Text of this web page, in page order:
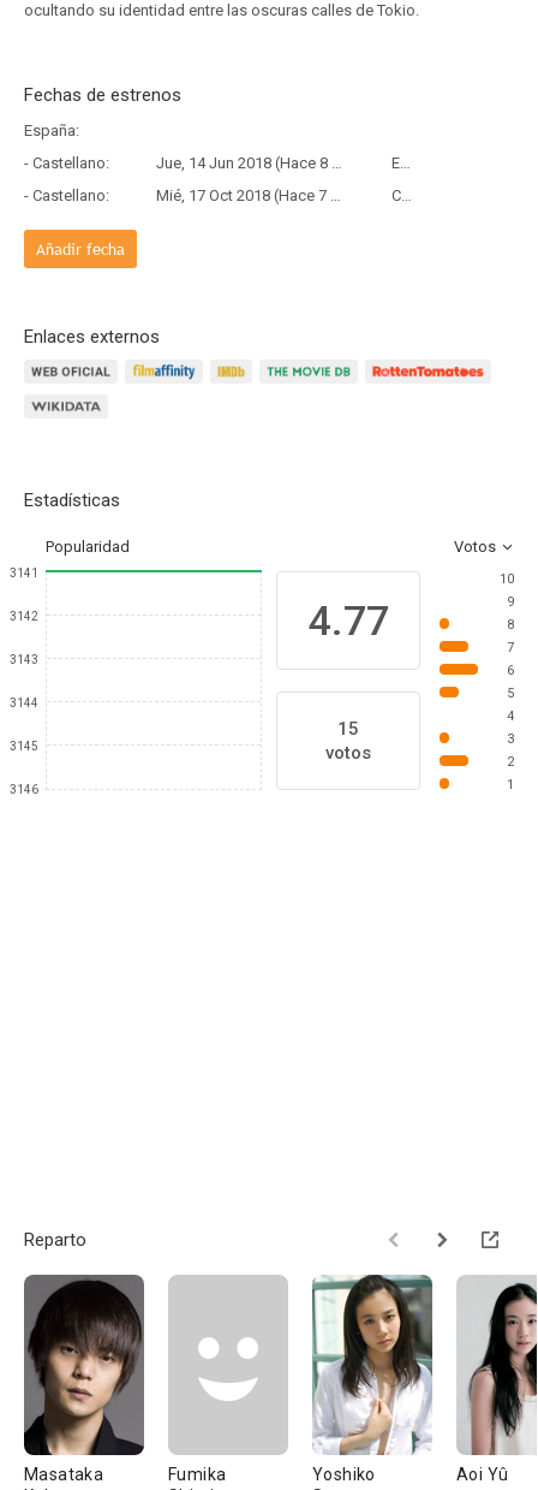
ocultando su identidad entre las oscuras calles de Tokio.
Fechas de estrenos
España:
- Castellano:
Jue, 14 Jun 2018 (Hace 8 años y 1 mes)
Estreno
- Castellano:
Mié, 17 Oct 2018 (Hace 7 años y 9 meses) Copia Física
Añadir fecha
Enlaces externos
Estadísticas
Popularidad Votos
3141
3142
3143
3144
3145
3146
4.77
15
votos
10
9
8
7
6
5
4
3
2
1
Reparto
Masataka
Fumika
Yoshiko
Aoi Yû